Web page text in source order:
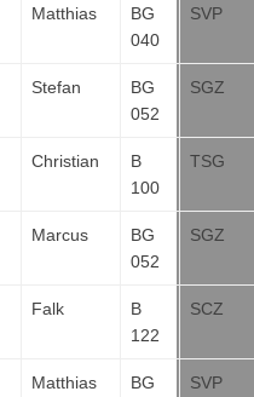
Matthias
BG
040
SVP
Stefan
BG
052
SGZ
Christian
B
100
TSG
Marcus
BG
052
SGZ
Falk
B
122
SCZ
Matthias
BG
SVP